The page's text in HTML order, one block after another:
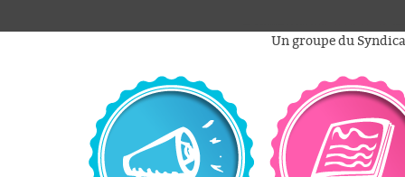
au
personnels
Un groupe du